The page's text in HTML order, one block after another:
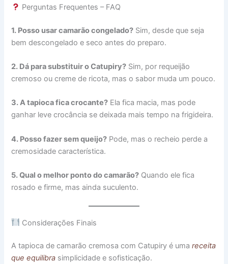
Perguntas Frequentes – FAQ
1. Posso usar camarão congelado? Sim, desde que seja
bem descongelado e seco antes do preparo.
2. Dá para substituir o Catupiry? Sim, por requeijão
cremoso ou creme de ricota, mas o sabor muda um pouco.
3. A tapioca fica crocante? Ela fica macia, mas pode
ganhar leve crocância se deixada mais tempo na frigideira.
4. Posso fazer sem queijo? Pode, mas o recheio perde a
cremosidade característica.
5. Qual o melhor ponto do camarão? Quando ele fica
rosado e firme, mas ainda suculento.
Considerações Finais
A tapioca de camarão cremosa com Catupiry é umareceita
que equilibra simplicidade e sofisticação.